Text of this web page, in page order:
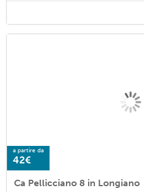
a partire da
42€
Ca Pellicciano 8 in Longiano